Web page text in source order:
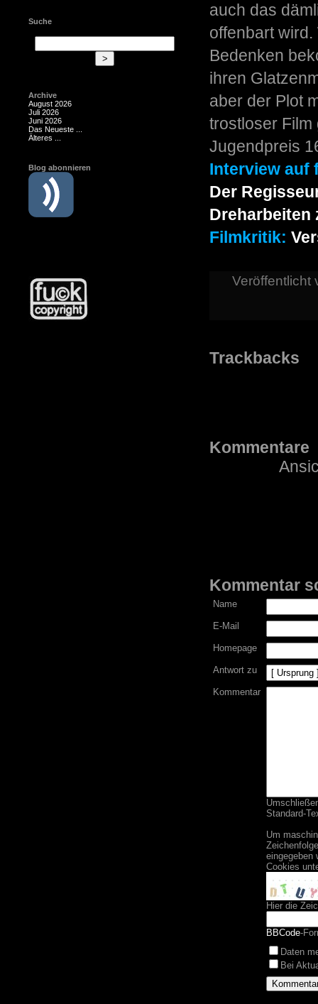
Suche
Archive
August 2026
Juli 2026
Juni 2026
Das Neueste ...
Älteres ...
Blog abonnieren
auch das
offenbart
Bedenken
ihren
aber der Plot
trostloser
Jugendpreis
Interview auf
Der
Dreharbeiten
Filmkritik:
Veröffentlicht
Trackbacks
Kommentare
Kommentar
Name
E-Mail
Homepage
Antwort zu
Kommentar
Standard-
Um
eingegeben
Cookies
Hier die
BBCode-
Daten
Bei